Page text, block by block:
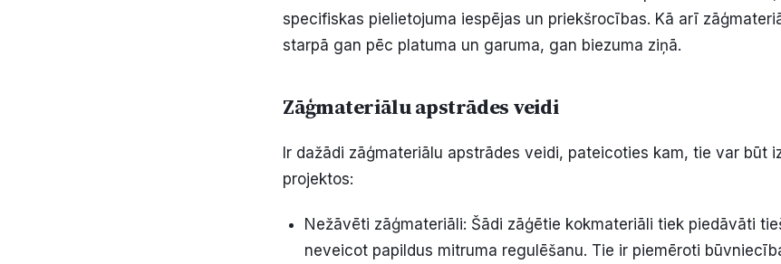
specifiskas pielietojuma iespējas un priekšrocības. Kā arī
starpā gan pēc platuma un garuma, gan biezuma ziņā.
Zāģmateriālu apstrādes veidi
Ir dažādi zāģmateriālu apstrādes veidi, pateicoties kam, tie var būt
projektos:
Nežāvēti zāģmateriāli: Šādi zāģētie kokmateriāli tiek piedāvāti
neveicot papildus mitruma regulēšanu. Tie ir piemēroti